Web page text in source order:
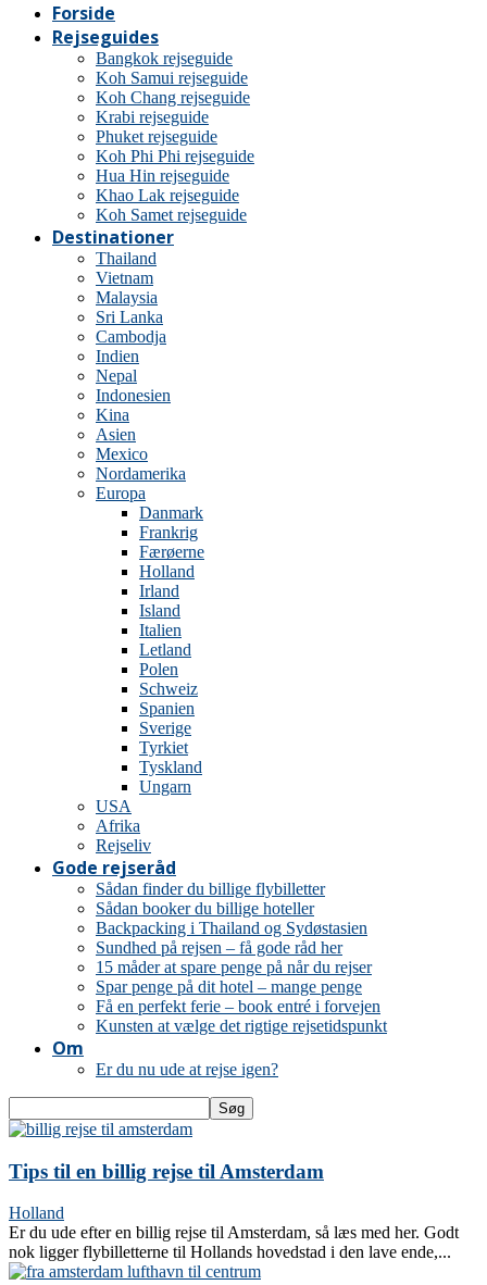
Forside
Rejseguides
Bangkok rejseguide
Koh Samui rejseguide
Koh Chang rejseguide
Krabi rejseguide
Phuket rejseguide
Koh Phi Phi rejseguide
Hua Hin rejseguide
Khao Lak rejseguide
Koh Samet rejseguide
Destinationer
Thailand
Vietnam
Malaysia
Sri Lanka
Cambodja
Indien
Nepal
Indonesien
Kina
Asien
Mexico
Nordamerika
Europa
Danmark
Frankrig
Færøerne
Holland
Irland
Island
Italien
Letland
Polen
Schweiz
Spanien
Sverige
Tyrkiet
Tyskland
Ungarn
USA
Afrika
Rejseliv
Gode rejseråd
Sådan finder du billige flybilletter
Sådan booker du billige hoteller
Backpacking i Thailand og Sydøstasien
Sundhed på rejsen – få gode råd her
15 måder at spare penge på når du rejser
Spar penge på dit hotel – mange penge
Få en perfekt ferie – book entré i forvejen
Kunsten at vælge det rigtige rejsetidspunkt
Om
Er du nu ude at rejse igen?
Tips til en billig rejse til Amsterdam
Holland
Er du ude efter en billig rejse til Amsterdam, så læs med her. Godt
nok ligger flybilletterne til Hollands hovedstad i den lave ende,...